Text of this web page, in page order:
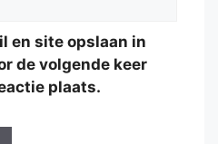
en site opslaan in
de volgende keer
plaats.